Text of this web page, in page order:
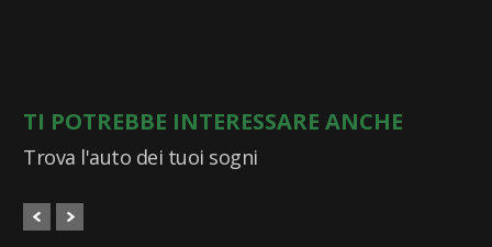
TI POTREBBE INTERESSARE ANCHE
Trova l'auto dei tuoi sogni